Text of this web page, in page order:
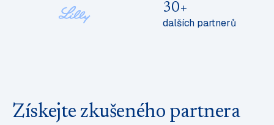
30+
dalších partnerů
Získejte zkušeného partnera